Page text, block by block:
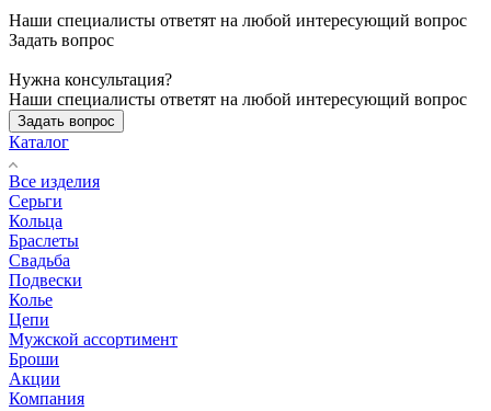
Наши специалисты ответят на любой интересующий вопрос
Задать вопрос
Нужна консультация?
Наши специалисты ответят на любой интересующий вопрос
Задать вопрос
Каталог
Все изделия
Серьги
Кольца
Браслеты
Свадьба
Подвески
Колье
Цепи
Мужской ассортимент
Броши
Акции
Компания